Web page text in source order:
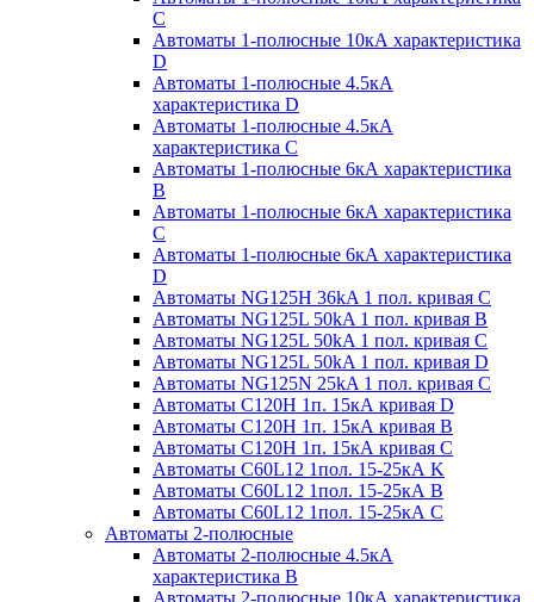
C
Автоматы 1-полюсные 10кА характеристика
D
Автоматы 1-полюсные 4.5кА
характеристика D
Автоматы 1-полюсные 4.5кА
характеристика С
Автоматы 1-полюсные 6кА характеристика
B
Автоматы 1-полюсные 6кА характеристика
C
Автоматы 1-полюсные 6кА характеристика
D
Автоматы NG125H 36kA 1 пол. кривая C
Автоматы NG125L 50kA 1 пол. кривая B
Автоматы NG125L 50kA 1 пол. кривая C
Автоматы NG125L 50kA 1 пол. кривая D
Автоматы NG125N 25kA 1 пол. кривая C
Автоматы С120H 1п. 15кА кривая D
Автоматы С120H 1п. 15кА кривая В
Автоматы С120H 1п. 15кА кривая С
Автоматы С60L12 1пол. 15-25кА K
Автоматы С60L12 1пол. 15-25кА В
Автоматы С60L12 1пол. 15-25кА С
Автоматы 2-полюсные
Автоматы 2-полюсные 4.5кА
характеристика В
Автоматы 2-полюсные 10кА характеристика